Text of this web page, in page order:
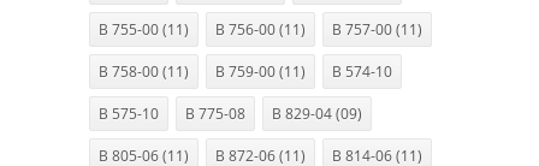
B 755-00 (11) B 756-00 (11) B 757-00 (11)
B 758-00 (11) B 759-00 (11) B 574-10
B 575-10 B 775-08 B 829-04 (09)
B 805-06 (11) B 872-06 (11) B 814-06 (11)